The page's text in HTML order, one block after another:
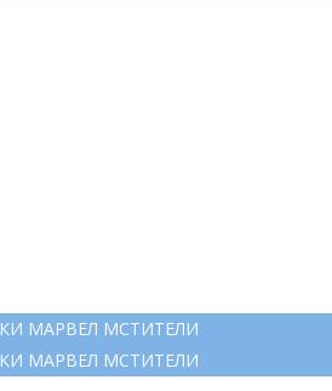
МАРВЕЛ МСТИТЕЛИ
МАРВЕЛ МСТИТЕЛИ